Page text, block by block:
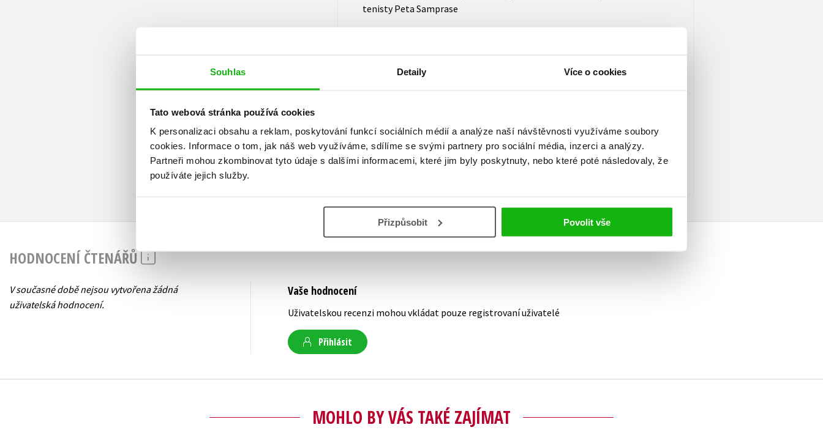
Souhlas Detaily Více o cookies
Tato webová stránka používá cookies
K personalizaci obsahu a reklam, poskytování funkcí sociálních médií a analýze naší návštěvnosti využíváme soubory
cookies. Informace o tom, jak náš web využíváme, sdílíme se svými partnery pro sociální média, inzerci a analýzy.
Partneři mohou zkombinovat tyto údaje s dalšími informacemi, které jim byly poskytnuty, nebo které poté následovaly, že
používáte jejich služby.
Přizpůsobit Povolit vše
tenisty Peta Samprase
John Isner, hráč Davis Cupu za USA
vylepšit svoji hru a vyvarovat se zranění.“
Todd Ellenbecker, předseda United States Tennis Association’s (USTA)
National Sport Science Comittee spoluautor Complete Conditioning for
HODNOCENÍ ČTENÁŘŮ
V současné době nejsou vytvořena žádná
uživatelská hodnocení.
Vaše hodnocení
Uživatelskou recenzi mohou vkládat pouze registrovaní uživatelé
Přihlásit
MOHLO BY VÁS TAKÉ ZAJÍMAT